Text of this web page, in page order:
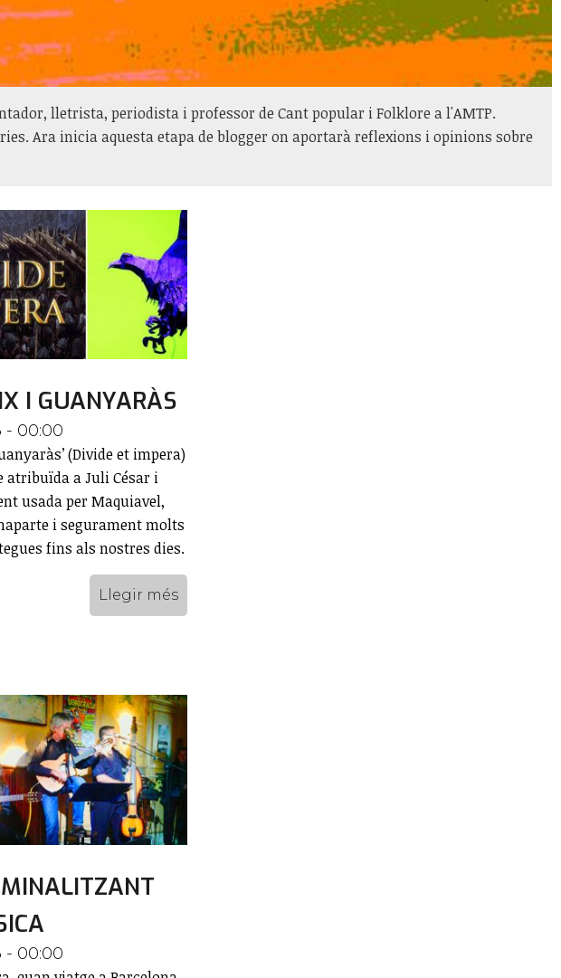
lletrista, periodista i professor de Cant popular i Folklore a l'AMTP.
Ara inicia aquesta etapa de blogger on aportarà reflexions i opinions sobre
I GUANYARÀS
- 00:00
(Divide et impera)
atribuïda a Juli César i
usada per Maquiavel,
i segurament molts
fins als nostres dies.
Llegir més
- 00:00